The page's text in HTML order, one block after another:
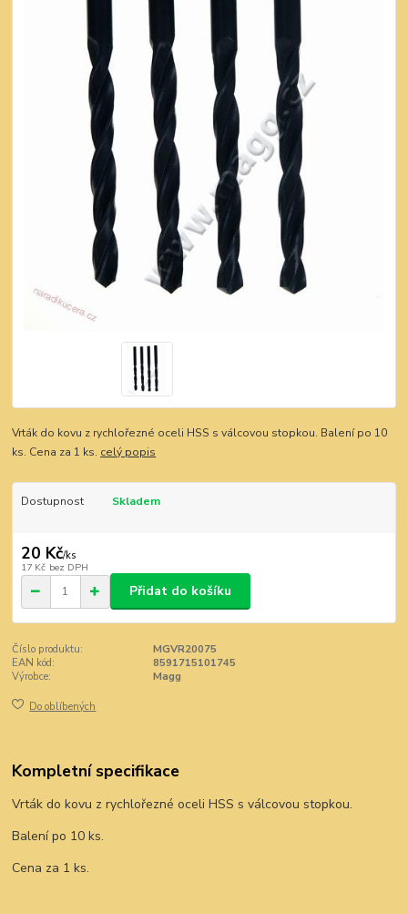
Vrták do kovu z rychlořezné oceli HSS s válcovou stopkou. Balení po 10
ks. Cena za 1 ks. celý popis
Dostupnost Skladem
20 Kč/ks
17 Kč bez DPH
Přidat do košíku
Číslo produktu:
MGVR20075
EAN kód:
8591715101745
Výrobce:
Magg
Do oblíbených
Kompletní specifikace
Vrták do kovu z rychlořezné oceli HSS s válcovou stopkou.
Balení po 10 ks.
Cena za 1 ks.